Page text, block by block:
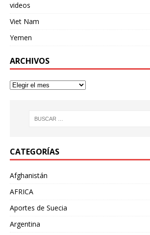
videos
Viet Nam
Yemen
ARCHIVOS
CATEGORÍAS
Afghanistán
AFRICA
Aportes de Suecia
Argentina